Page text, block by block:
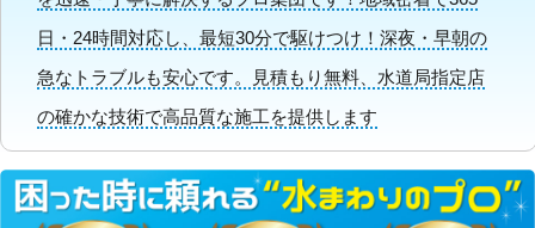
日・24時間対応し、最短30分で駆けつけ！深夜・早朝の
急なトラブルも安心です。見積もり無料、水道局指定店
の確かな技術で高品質な施工を提供します